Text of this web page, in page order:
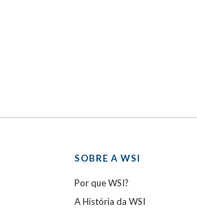
SOBRE A WSI
Por que WSI?
A História da WSI